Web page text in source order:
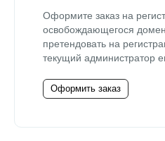
Оформите заказ на
освобождающегося
претендовать на
текущий администратор
Оформить заказ